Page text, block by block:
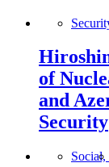
of
and
Security
Social,